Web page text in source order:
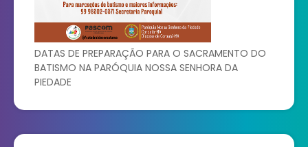
DATAS DE PREPARAÇÃO PARA O SACRAMENTO DO
BATISMO NA PARÓQUIA NOSSA SENHORA DA
PIEDADE